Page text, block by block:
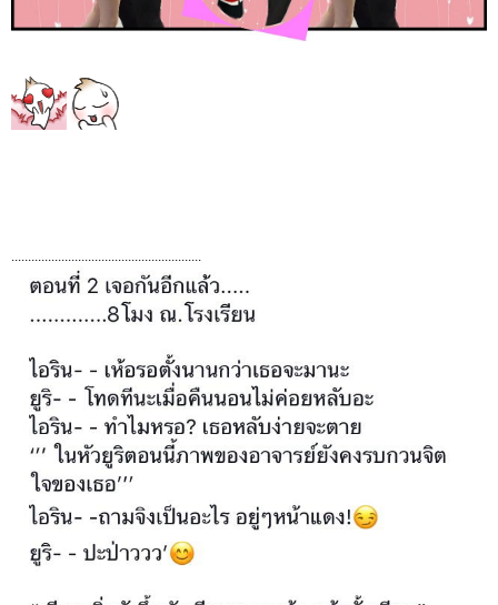
.........................................................